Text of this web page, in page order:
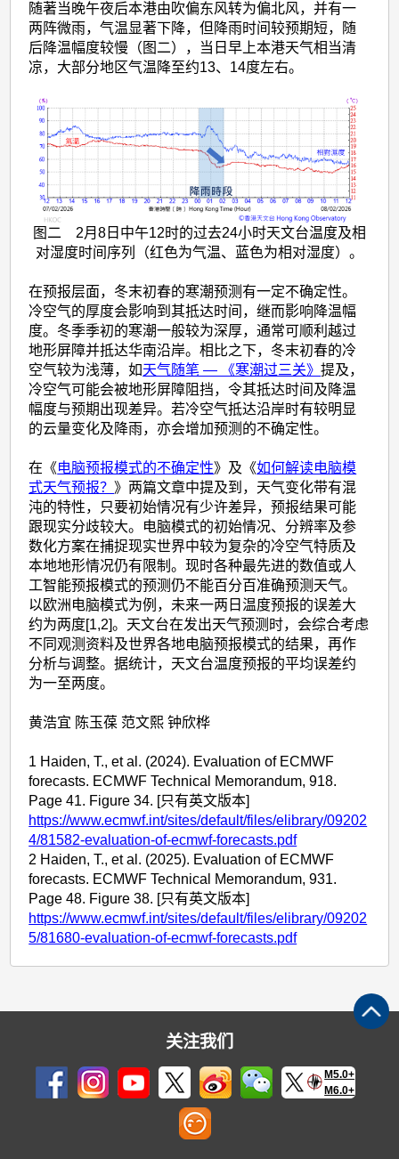
随著当晚午夜后本港由吹偏东风转为偏北风，并有一
两阵微雨，气温显著下降，但降雨时间较预期短，随
后降温幅度较慢（图二），当日早上本港天气相当清
凉，大部分地区气温降至约13、14度左右。
图二 2月8日中午12时的过去24小时天文台温度及相
对湿度时间序列（红色为气温、蓝色为相对湿度）。
在预报层面，冬末初春的寒潮预测有一定不确定性。
冷空气的厚度会影响到其抵达时间，继而影响降温幅
度。冬季季初的寒潮一般较为深厚，通常可顺利越过
地形屏障并抵达华南沿岸。相比之下，冬末初春的冷
空气较为浅薄，如天气随笔 — 《寒潮过三关》提及，
冷空气可能会被地形屏障阻挡，令其抵达时间及降温
幅度与预期出现差异。若冷空气抵达沿岸时有较明显
的云量变化及降雨，亦会增加预测的不确定性。
在《电脑预报模式的不确定性》及《如何解读电脑模
式天气预报？ 》两篇文章中提及到，天气变化带有混
沌的特性，只要初始情况有少许差异，预报结果可能
跟现实分歧较大。电脑模式的初始情况、分辨率及参
数化方案在捕捉现实世界中较为复杂的冷空气特质及
本地地形情况仍有限制。现时各种最先进的数值或人
工智能预报模式的预测仍不能百分百准确预测天气。
以欧洲电脑模式为例，未来一两日温度预报的误差大
约为两度[1,2]。天文台在发出天气预测时，会综合考虑
不同观测资料及世界各地电脑预报模式的结果，再作
分析与调整。据统计，天文台温度预报的平均误差约
为一至两度。
黄浩宜 陈玉葆 范文熙 钟欣桦
1 Haiden, T., et al. (2024). Evaluation of ECMWF
forecasts. ECMWF Technical Memorandum, 918.
Page 41. Figure 34. [只有英文版本]
https://www.ecmwf.int/sites/default/files/elibrary/09202
4/81582-evaluation-of-ecmwf-forecasts.pdf
2 Haiden, T., et al. (2025). Evaluation of ECMWF
forecasts. ECMWF Technical Memorandum, 931.
Page 48. Figure 38. [只有英文版本]
https://www.ecmwf.int/sites/default/files/elibrary/09202
5/81680-evaluation-of-ecmwf-forecasts.pdf
关注我们
M5.0+
M6.0+